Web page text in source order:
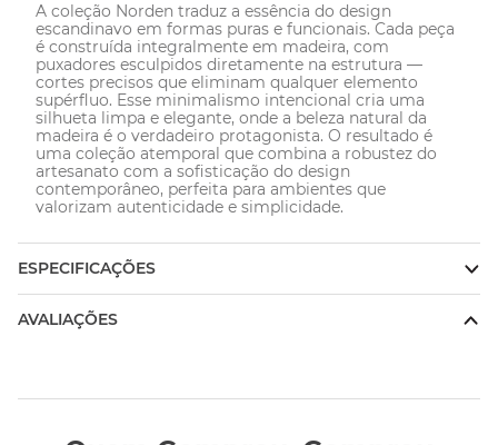
A coleção Norden traduz a essência do design
escandinavo em formas puras e funcionais. Cada peça
é construída integralmente em madeira, com
puxadores esculpidos diretamente na estrutura —
cortes precisos que eliminam qualquer elemento
supérfluo. Esse minimalismo intencional cria uma
silhueta limpa e elegante, onde a beleza natural da
madeira é o verdadeiro protagonista. O resultado é
uma coleção atemporal que combina a robustez do
artesanato com a sofisticação do design
contemporâneo, perfeita para ambientes que
valorizam autenticidade e simplicidade.
ESPECIFICAÇÕES
AVALIAÇÕES